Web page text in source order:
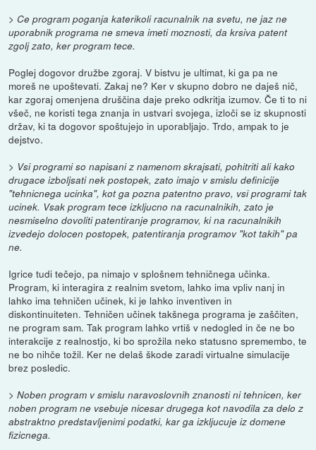
> Ce program poganja katerikoli racunalnik na svetu, ne jaz ne
uporabnik programa ne smeva imeti moznosti, da krsiva patent
zgolj zato, ker program tece.
Poglej dogovor družbe zgoraj. V bistvu je ultimat, ki ga pa ne
moreš ne upoštevati. Zakaj ne? Ker v skupno dobro ne daješ nič,
kar zgoraj omenjena druščina daje preko odkritja izumov. Če ti to ni
všeč, ne koristi tega znanja in ustvari svojega, izloči se iz skupnosti
držav, ki ta dogovor spoštujejo in uporabljajo. Trdo, ampak to je
dejstvo.
> Vsi programi so napisani z namenom skrajsati, pohitriti ali kako
drugace izboljsati nek postopek, zato imajo v smislu definicije
"tehnicnega ucinka", kot ga pozna patentno pravo, vsi programi tak
ucinek. Vsak program tece izkljucno na racunalnikih, zato je
nesmiselno dovoliti patentiranje programov, ki na racunalnikih
izvedejo dolocen postopek, patentiranja programov "kot takih" pa
ne.
Igrice tudi tečejo, pa nimajo v splošnem tehničnega učinka.
Program, ki interagira z realnim svetom, lahko ima vpliv nanj in
lahko ima tehničen učinek, ki je lahko inventiven in
diskontinuiteten. Tehničen učinek takšnega programa je zaščiten,
ne program sam. Tak program lahko vrtiš v nedogled in če ne bo
interakcije z realnostjo, ki bo sprožila neko statusno spremembo, te
ne bo nihče tožil. Ker ne delaš škode zaradi virtualne simulacije
brez posledic.
> Noben program v smislu naravoslovnih znanosti ni tehnicen, ker
noben program ne vsebuje nicesar drugega kot navodila za delo z
abstraktno predstavljenimi podatki, kar ga izkljucuje iz domene
fizicnega.